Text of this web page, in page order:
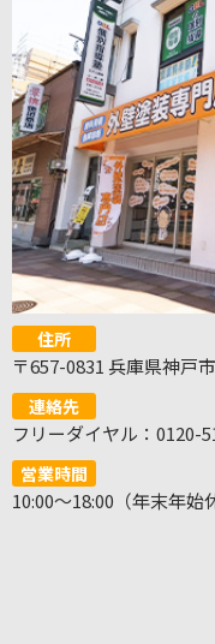
住所
〒657-0831 兵庫県神戸
連絡先
フリーダイヤル：0120-
営業時間
10:00～18:00（年末年始